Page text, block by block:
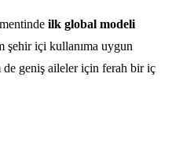
ilk global modeli
şehir içi kullanıma uygun
geniş aileler için ferah bir iç